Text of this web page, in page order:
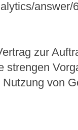
answer/
zur
strengen
von